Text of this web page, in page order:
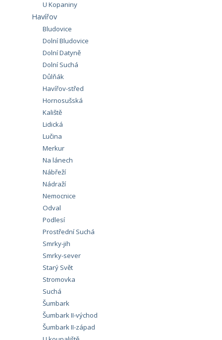
U Kopaniny
Havířov
Bludovice
Dolní Bludovice
Dolní Datyně
Dolní Suchá
Důlňák
Havířov-střed
Hornosušská
Kaliště
Lidická
Lučina
Merkur
Na lánech
Nábřeží
Nádraží
Nemocnice
Odval
Podlesí
Prostřední Suchá
Smrky-jih
Smrky-sever
Starý Svět
Stromovka
Suchá
Šumbark
Šumbark II-východ
Šumbark II-západ